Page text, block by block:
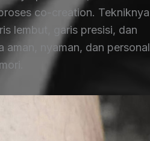
co-creation. Tekniknya
lembut, garis presisi, dan
aman, nyaman, dan personal